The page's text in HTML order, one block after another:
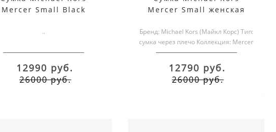
Mercer Small Black
..
12990 руб.
26000 руб.
Mercer Small женская
Бренд: Michael Kors (Майкл Корс) Тип:
сумка через плечо Коллекция: Mercer
Материал вер..
12790 руб.
26000 руб.